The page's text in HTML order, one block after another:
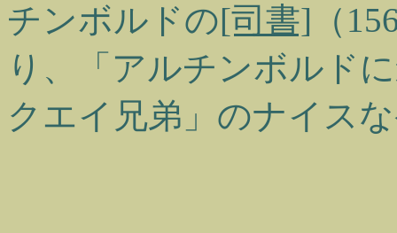
チンボルドの[司書] （
り、「アルチンボルド
クエイ兄弟」のナイス